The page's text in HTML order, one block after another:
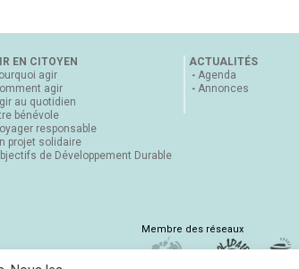
EN CITOYEN
agir
agir
au quotidien
bénévole
responsable
projet solidaire
de Développement Durable
ACTUALITÉS
Agenda
Annonces
Membre des réseaux